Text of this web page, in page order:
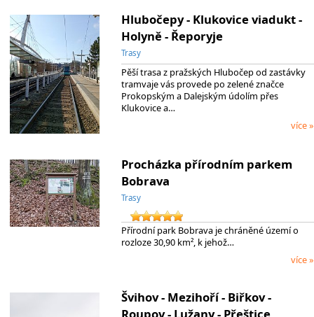
Hlubočepy - Klukovice viadukt -
Holyně - Řeporyje
Trasy
Pěší trasa z pražských Hlubočep od zastávky
tramvaje vás provede po zelené značce
Prokopským a Dalejským údolím přes
Klukovice a…
více »
Procházka přírodním parkem
Bobrava
Trasy
Přírodní park Bobrava je chráněné území o
rozloze 30,90 km², k jehož…
více »
Švihov - Mezihoří - Biřkov -
Roupov - Lužany - Přeštice